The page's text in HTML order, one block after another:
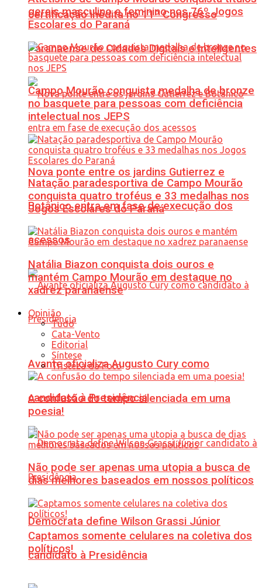
certificação inédita no 11º Congresso
Paranaense de Cidades Digitais e Inteligentes
Nova ponte entre os jardins Gutierrez e
Botânico entra em fase de execução dos
acessos
Avante oficializa Augusto Cury como
candidato à Presidência
Democrata define Wilson Grassi Júnior
candidato à Presidência
gerais masculino e feminino nos 76º Jogos
Escolares do Paraná
Campo Mourão conquista medalha de bronze
no basquete para pessoas com deficiência
intelectual nos JEPS
Natação paradesportiva de Campo Mourão
conquista quatro troféus e 33 medalhas nos
Jogos Escolares do Paraná
Natália Biazon conquista dois ouros e
mantém Campo Mourão em destaque no
xadrez paranaense
Opinião
Tudo
Cata-Vento
Editorial
Síntese
Tristeza da Foto
A confusão do tempo silenciada em uma
poesia!
Não pode ser apenas uma utopia a busca de
dias melhores baseados em nossos políticos
Captamos somente celulares na coletiva dos
políticos!